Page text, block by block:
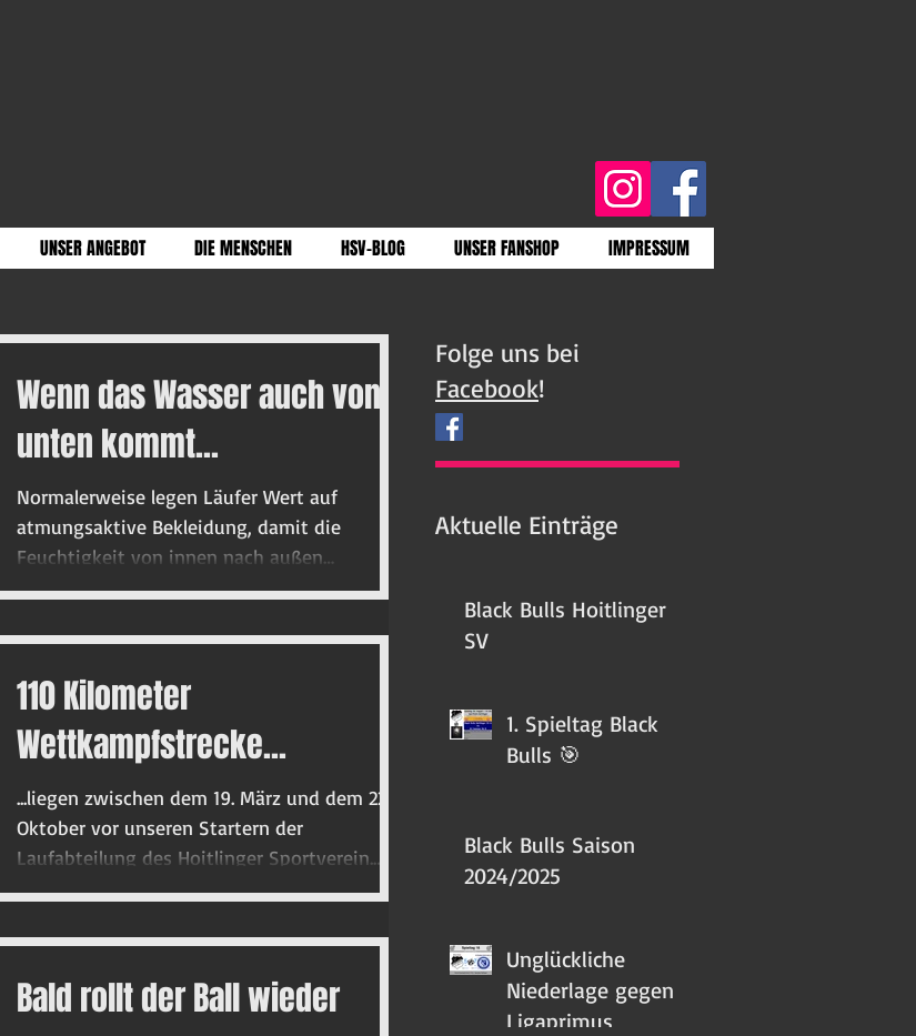
UNSER ANGEBOT DIE MENSCHEN HSV-BLOG UNSER FANSHOP IMPRESSUM
Wenn das Wasser auch von
unten kommt...
Normalerweise legen Läufer Wert auf
atmungsaktive Bekleidung, damit die
Feuchtigkeit von innen nach außen
transportiert werden kann. Hier...
110 Kilometer
Wettkampfstrecke...
...liegen zwischen dem 19. März und dem 22.
Oktober vor unseren Startern der
Laufabteilung des Hoitlinger Sportverein.
Natürlich teilt...
Bald rollt der Ball wieder
Folge uns bei
Facebook!
Aktuelle Einträge
Black Bulls Hoitlinger
SV
1. Spieltag Black
Bulls 🎯
Black Bulls Saison
2024/2025
Unglückliche
Niederlage gegen
Ligaprimus